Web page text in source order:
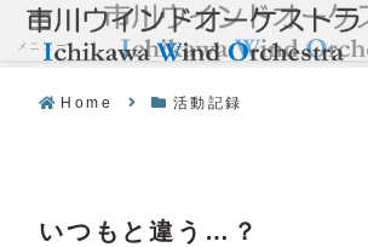
Home 活動記録
いつもと違う…？
メニュー